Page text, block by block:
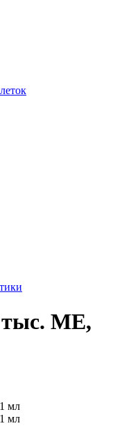
тыс. МЕ,